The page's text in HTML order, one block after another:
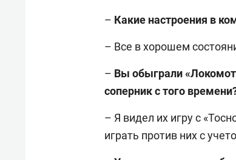
– Какие настроения в
– Все в хорошем
– Вы обыграли
соперник с того
– Я видел их игру с
играть против них с